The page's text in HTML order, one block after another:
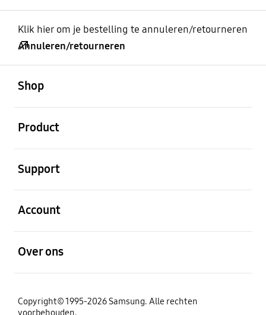
Klik hier om je bestelling te annuleren/retourneren
Annuleren/retourneren
Shop
Product
Support
Account
Over ons
Copyright© 1995-2026 Samsung. Alle rechten